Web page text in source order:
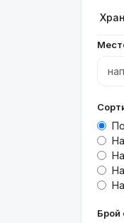
Брой